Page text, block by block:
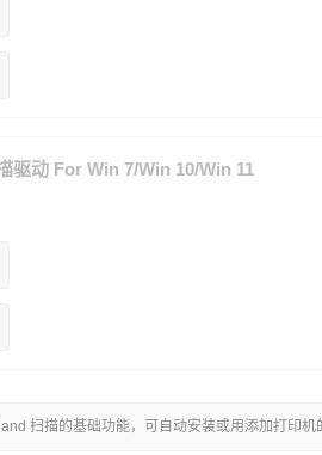
驱动 For Win 7/Win 10/Win 11
扫描的基础功能，可自动安装或用添加打印机